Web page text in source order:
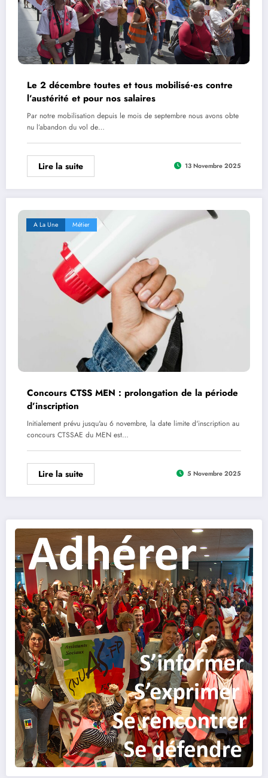
Le 2 décembre toutes et tous mobilisé·es contre
l’austérité et pour nos salaires
Par notre mobilisation depuis le mois de septembre nous avons obte
nu l’abandon du vol de…
Lire la suite 13 Novembre 2025
A La Une Métier
Concours CTSS MEN : prolongation de la période
d’inscription
Initialement prévu jusqu'au 6 novembre, la date limite d'inscription au
concours CTSSAE du MEN est…
Lire la suite 5 Novembre 2025